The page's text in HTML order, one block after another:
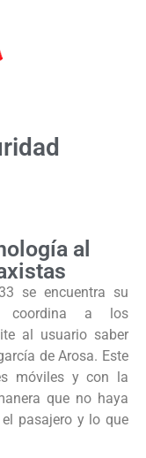
al
se encuentra su
coordina a los
al usuario saber
de Arosa. Este
móviles y con la
que no haya
pasajero y lo que